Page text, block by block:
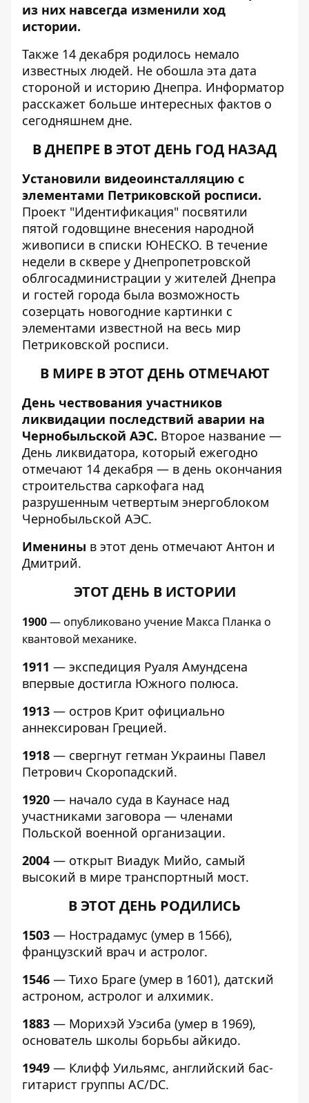
из них навсегда изменили ход
истории.
Также 14 декабря родилось немало
известных людей. Не обошла эта дата
стороной и историю Днепра. Информатор
расскажет больше интересных фактов о
сегодняшнем дне.
В ДНЕПРЕ В ЭТОТ ДЕНЬ ГОД НАЗАД
Установили видеоинсталляцию с
элементами Петриковской росписи.
Проект "Идентификация" посвятили
пятой годовщине внесения народной
живописи в списки ЮНЕСКО. В течение
недели в сквере у Днепропетровской
облгосадминистрации у жителей Днепра
и гостей города была возможность
созерцать новогодние картинки с
элементами известной на весь мир
Петриковской росписи.
В МИРЕ В ЭТОТ ДЕНЬ ОТМЕЧАЮТ
День чествования участников
ликвидации последствий аварии на
Чернобыльской АЭС. Второе название —
День ликвидатора, который ежегодно
отмечают 14 декабря — в день окончания
строительства саркофага над
разрушенным четвертым энергоблоком
Чернобыльской АЭС.
Именины в этот день отмечают Антон и
Дмитрий.
ЭТОТ ДЕНЬ В ИСТОРИИ
1900— опубликовано учение Макса Планка о
квантовой механике.
1911 — экспедиция Руаля Амундсена
впервые достигла Южного полюса.
1913 — остров Крит официально
аннексирован Грецией.
1918 — свергнут гетман Украины Павел
Петрович Скоропадский.
1920 — начало суда в Каунасе над
участниками заговора — членами
Польской военной организации.
2004 — открыт Виадук Мийо, самый
высокий в мире транспортный мост.
В ЭТОТ ДЕНЬ РОДИЛИСЬ
1503 — Нострадамус (умер в 1566),
французский врач и астролог.
1546 — Тихо Браге (умер в 1601), датский
астроном, астролог и алхимик.
1883 — Морихэй Уэсиба (умер в 1969),
основатель школы борьбы айкидо.
1949 — Клифф Уильямс, английский бас-
гитарист группы AC/DC.